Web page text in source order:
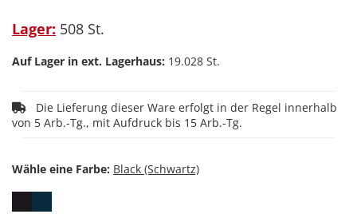
Lager: 508 St.
Auf Lager in ext. Lagerhaus: 19.028 St.
von 5 Arb.-Tg., mit Aufdruck bis 15 Arb.-Tg.
Wähle eine Farbe: